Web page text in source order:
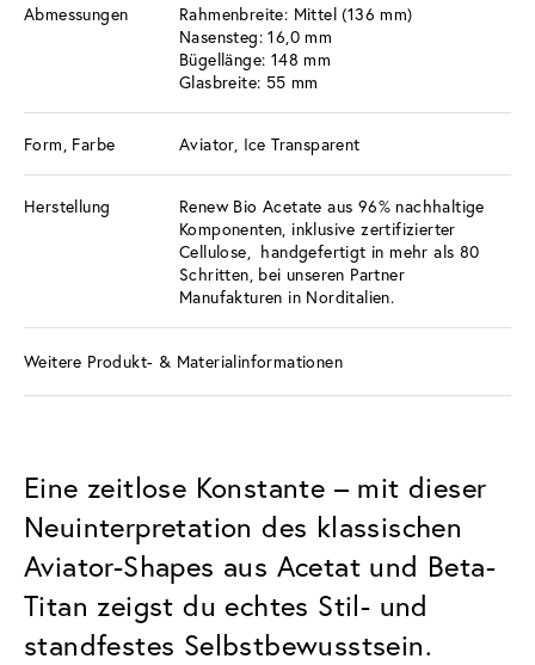
Abmessungen
Rahmenbreite: Mittel (136 mm)
Nasensteg: 16,0 mm
Bügellänge: 148 mm
Glasbreite: 55 mm
Form, Farbe Aviator, Ice Transparent
Herstellung
Renew Bio Acetate aus 96% nachhaltige
Komponenten, inklusive zertifizierter
Cellulose, handgefertigt in mehr als 80
Schritten, bei unseren Partner
Manufakturen in Norditalien.
Weitere Produkt- & Materialinformationen
Eine zeitlose Konstante – mit dieser
Neuinterpretation des klassischen
Aviator-Shapes aus Acetat und Beta-
Titan zeigst du echtes Stil- und
standfestes Selbstbewusstsein.